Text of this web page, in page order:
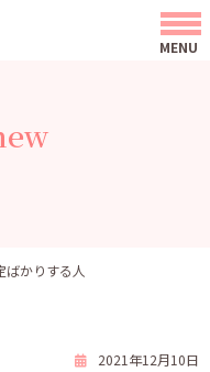
ばかりする人
2021年12月10日